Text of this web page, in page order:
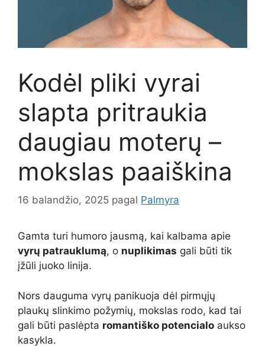
Kodėl pliki vyrai
slapta pritraukia
daugiau moterų –
mokslas paaiškina
16 balandžio, 2025 pagal Palmyra
Gamta turi humoro jausmą, kai kalbama apie
vyrų patrauklumą, o nuplikimas gali būti tik
įžūli juoko linija.
Nors dauguma vyrų panikuoja dėl pirmųjų
plaukų slinkimo požymių, mokslas rodo, kad tai
gali būti paslėpta romantiško potencialo aukso
kasykla.